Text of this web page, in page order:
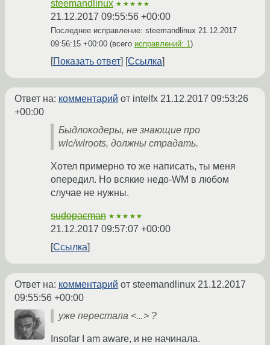
steemandlinux ★★★★★
21.12.2017 09:55:56 +00:00
Последнее исправление: steemandlinux 21.12.2017
09:56:15 +00:00 (всего исправлений: 1)
Показать ответ Ссылка
Ответ на: комментарий от intelfx 21.12.2017 09:53:26
+00:00
Быдлокодеры, не знающие про
wlc/wlroots, должны страдать.
Хотел примерно то же написать, ты меня
опередил. Но всякие недо-WM в любом
случае не нужны.
sudopacman ★★★★★
21.12.2017 09:57:07 +00:00
Ссылка
Ответ на: комментарий от steemandlinux 21.12.2017
09:55:56 +00:00
уже перестала <...> ?
Insofar I am aware, и не начинала.